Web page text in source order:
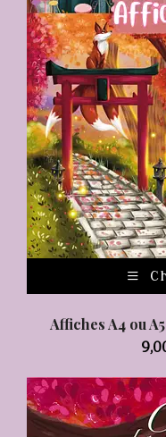
Affiches A4 ou